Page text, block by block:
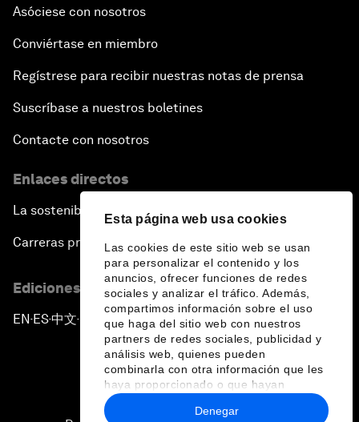
Esta página web usa cookies
Las cookies de este sitio web se usan
para personalizar el contenido y los
anuncios, ofrecer funciones de redes
sociales y analizar el tráfico. Además,
compartimos información sobre el uso
que haga del sitio web con nuestros
partners de redes sociales, publicidad y
análisis web, quienes pueden
combinarla con otra información que les
haya proporcionado o que hayan
recopilado a partir del uso que haya
hecho de sus servicios.
Denegar
Asóciese con nosotros
Conviértase en miembro
Regístrese para recibir nuestras notas de prensa
Suscríbase a nuestros boletines
Contacte con nosotros
Enlaces directos
La sostenibilidad en el Foro
Carreras profesionales
Ediciones en otros idiomas
EN ▪ ES▪中文▪ 日本語